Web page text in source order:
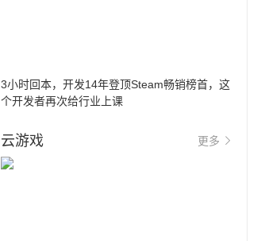
3小时回本，开发14年登顶Steam畅销榜首，这
个开发者再次给行业上课
云游戏 更多